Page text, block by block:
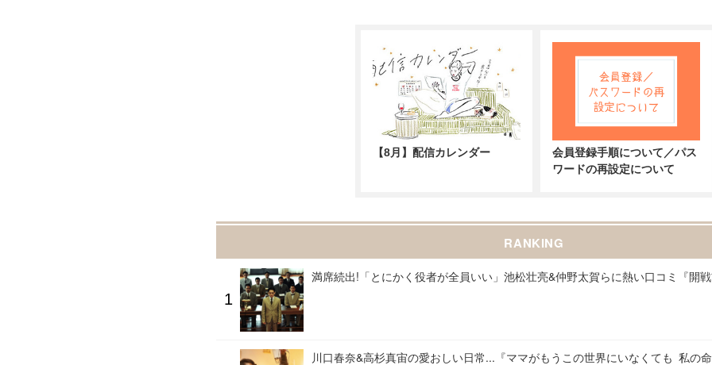
【8月】配信カレンダー
会員登録手順について／パス
ワードの再設定について
RANKING
満席続出!「とにかく役者が全員いい」池松壮亮&仲野太賀らに熱い口コミ『開戦
川口春奈&高杉真宙の愛おしい日常...『ママがもうこの世界にいなくても 私の